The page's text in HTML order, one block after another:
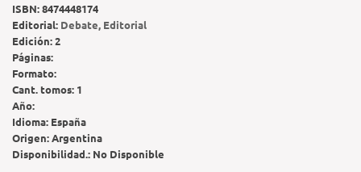
ISBN:8474448174
Editorial: Debate, Editorial
Edición:2
Páginas:
Formato:
Cant. tomos: 1
Año:
Idioma: España
Origen:Argentina
Disponibilidad.: No Disponible